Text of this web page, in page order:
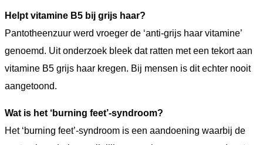
Helpt vitamine B5 bij grijs haar?
Pantotheenzuur werd vroeger de ‘anti-grijs haar vitamine’
genoemd. Uit onderzoek bleek dat ratten met een tekort aan
vitamine B5 grijs haar kregen. Bij mensen is dit echter nooit
aangetoond.
Wat is het ‘burning feet’-syndroom?
Het ‘burning feet’-syndroom is een aandoening waarbij de